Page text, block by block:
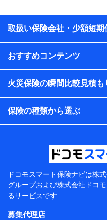
れらに付帯、関連する当社
会社のサービスを案内、提
析して、お客さまの趣味・
各種セミナーの開催のため
コンサルティングサービス
アンケートやキャンペーン
上記に係る案内・手続き・
当該個人データを取り扱
東京都千代田区永田町2
株式会社NTTドコモ 代
東京都中央区日本橋人形
取扱い保険会社・少額短期
おすすめコンテンツ
火災保険の瞬間比較見積も
保険の種類から選ぶ
ドコモスマート保険ナビは株
グループおよび株式会社ドコ
るサービスです
募集代理店